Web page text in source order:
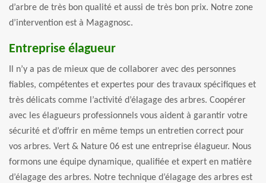
d’arbre de très bon qualité et aussi de très bon prix. Notre zone
d’intervention est à Magagnosc.
Entreprise élagueur
Il n’y a pas de mieux que de collaborer avec des personnes
fiables, compétentes et expertes pour des travaux spécifiques et
très délicats comme l’activité d’élagage des arbres. Coopérer
avec les élagueurs professionnels vous aident à garantir votre
sécurité et d’offrir en même temps un entretien correct pour
vos arbres. Vert & Nature 06 est une entreprise élagueur. Nous
formons une équipe dynamique, qualifiée et expert en matière
d’élagage des arbres. Notre technique d’élagage des arbres est